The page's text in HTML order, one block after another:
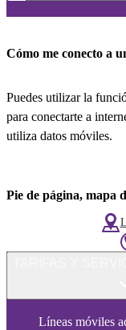
Cómo me conecto a
Puedes utilizar la
para conectarte a
utiliza datos móviles.
Pie de página, mapa
Líneas móviles